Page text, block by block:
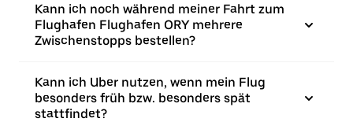
Kann ich noch während meiner Fahrt zum
Flughafen Flughafen ORY mehrere
Zwischenstopps bestellen?
Kann ich Uber nutzen, wenn mein Flug
besonders früh bzw. besonders spät
stattfindet?